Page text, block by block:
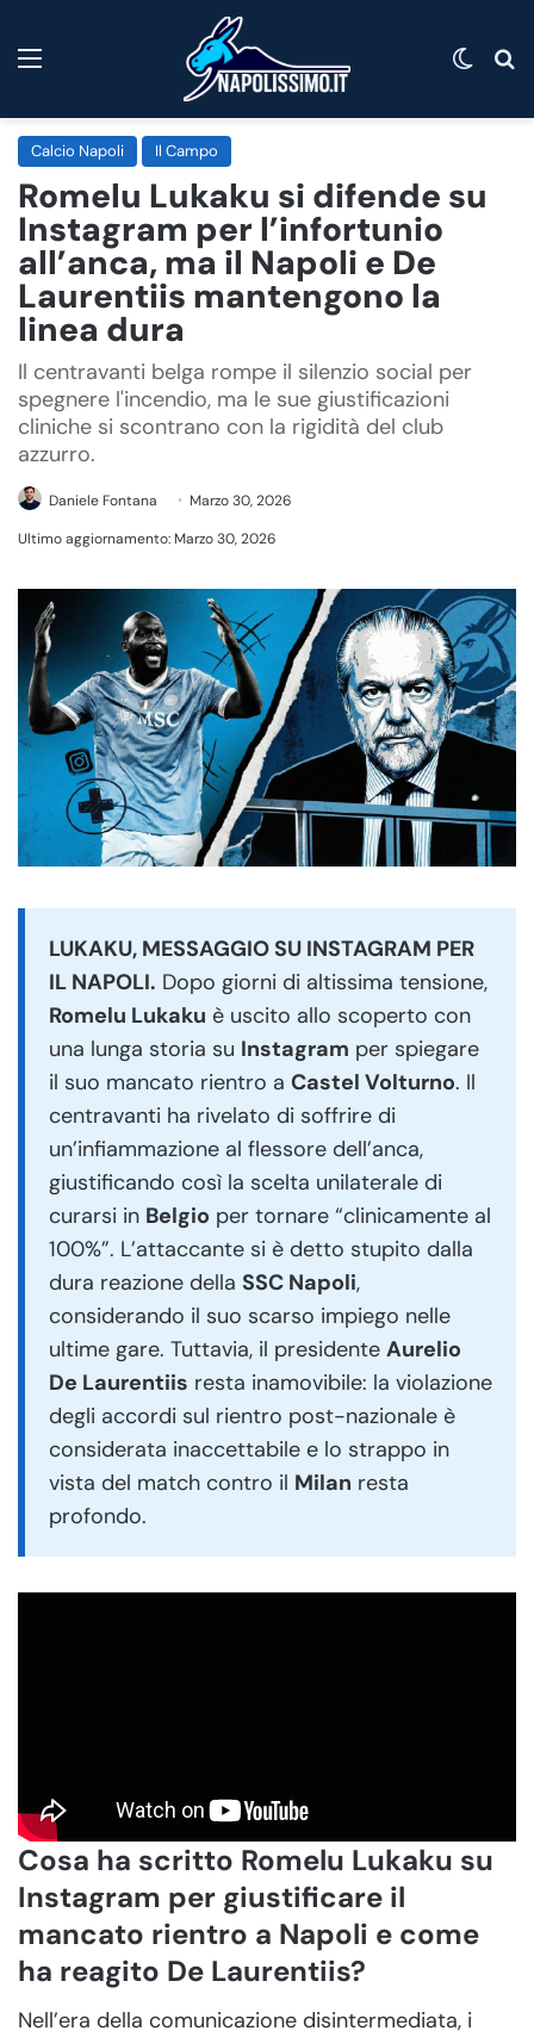
Calcio Napoli Il Campo
Romelu Lukaku si difende su
Instagram per l’infortunio
all’anca, ma il Napoli e De
Laurentiis mantengono la
linea dura
Il centravanti belga rompe il silenzio social per
spegnere l'incendio, ma le sue giustificazioni
cliniche si scontrano con la rigidità del club
azzurro.
Daniele Fontana
Marzo 30, 2026
Ultimo aggiornamento: Marzo 30, 2026
LUKAKU, MESSAGGIO SU INSTAGRAM PER
IL NAPOLI. Dopo giorni di altissima tensione,
Romelu Lukaku è uscito allo scoperto con
una lunga storia su Instagram per spiegare
il suo mancato rientro a Castel Volturno. Il
centravanti ha rivelato di soffrire di
un’infiammazione al flessore dell’anca,
giustificando così la scelta unilaterale di
curarsi in Belgio per tornare “clinicamente al
100%”. L’attaccante si è detto stupito dalla
dura reazione della SSC Napoli,
considerando il suo scarso impiego nelle
ultime gare. Tuttavia, il presidente Aurelio
De Laurentiis resta inamovibile: la violazione
degli accordi sul rientro post-nazionale è
considerata inaccettabile e lo strappo in
vista del match contro il Milan resta
profondo.
Cosa ha scritto Romelu Lukaku su
Instagram per giustificare il
mancato rientro a Napoli e come
ha reagito De Laurentiis?
Nell’era della comunicazione disintermediata, i